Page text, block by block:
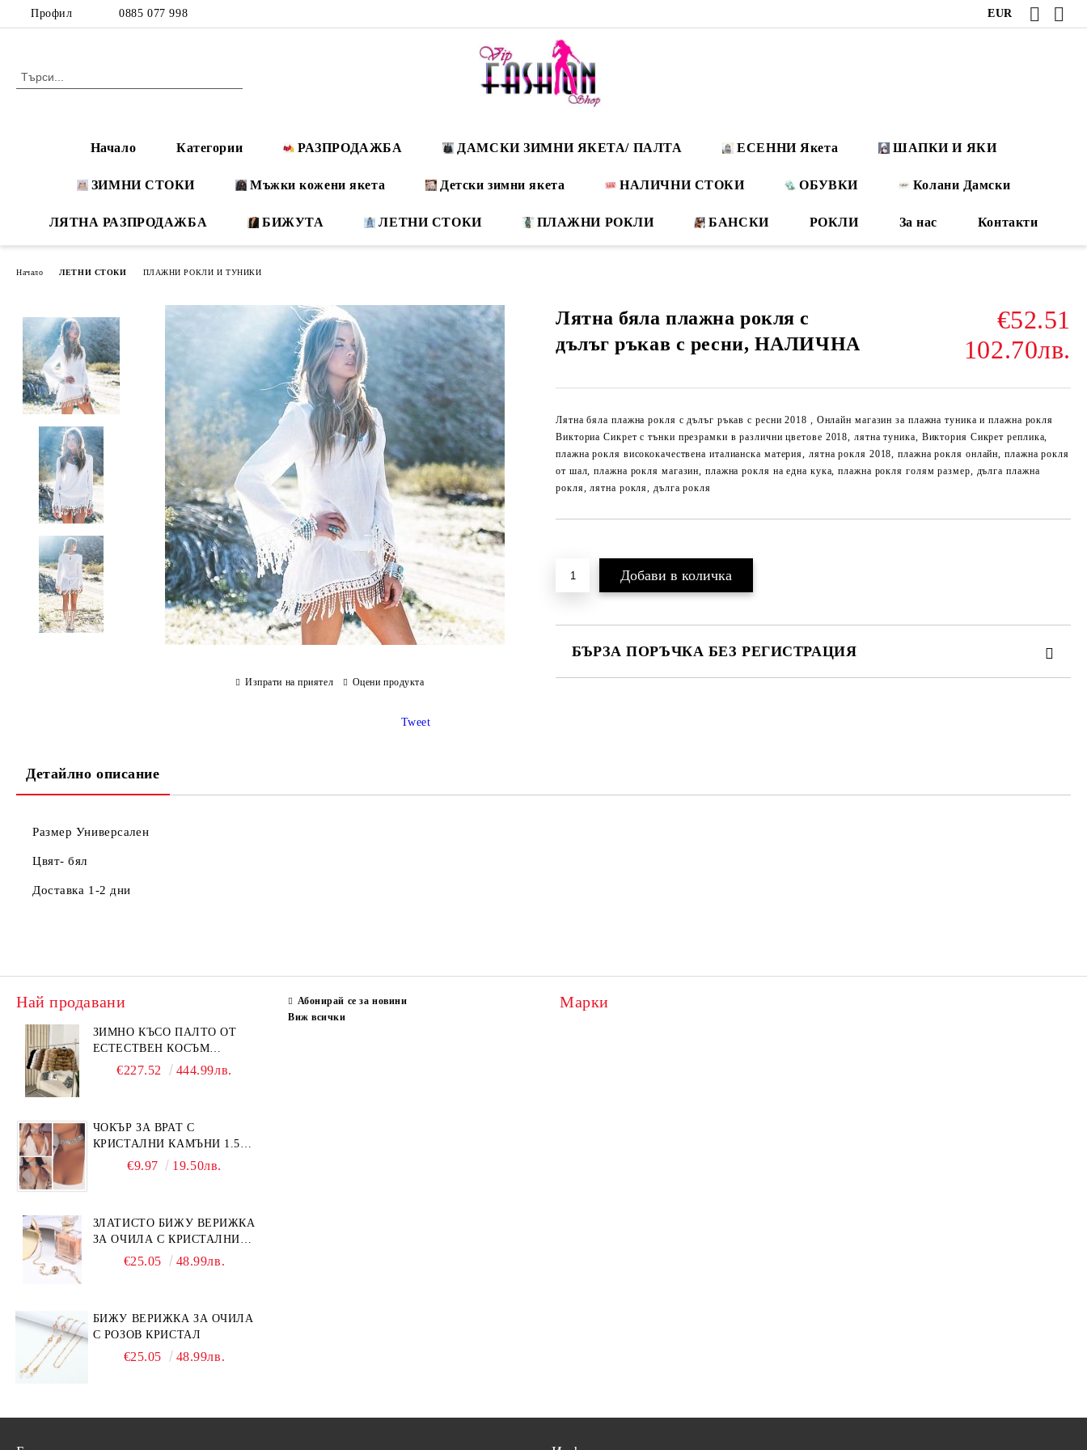
Профил 0885 077 998 EUR
Начало Категории РАЗПРОДАЖБА ДАМСКИ ЗИМНИ ЯКЕТА/ ПАЛТА ЕСЕННИ Якета ШАПКИ И ЯКИ
ЗИМНИ СТОКИ Мъжки кожени якета Детски зимни якета НАЛИЧНИ СТОКИ ОБУВКИ Колани Дамски
ЛЯТНА РАЗПРОДАЖБА БИЖУТА ЛЕТНИ СТОКИ ПЛАЖНИ РОКЛИ БАНСКИ РОКЛИ За нас Контакти
Начало ЛЕТНИ СТОКИ ПЛАЖНИ РОКЛИ И ТУНИКИ
Лятна бяла плажна рокля с
дълъг ръкав с ресни, НАЛИЧНА
€52.51
102.70лв.
Лятна бяла плажна рокля с дълъг ръкав с ресни 2018 , Онлайн магазин за плажна туника и плажна рокля
Викториа Сикрет с тънки презрамки в различни цветове 2018, лятна туника, Виктория Сикрет реплика,
плажна рокля висококачествена италианска материя, лятна рокля 2018, плажна рокля онлайн, плажна рокля
от шал, плажна рокля магазин, плажна рокля на една кука, плажна рокля голям размер, дълга плажна
рокля, лятна рокля, дълга рокля
БЪРЗА ПОРЪЧКА БЕЗ РЕГИСТРАЦИЯ
Изпрати на приятел Оцени продукта
Tweet
Детайлно описание
Размер Универсален
Цвят- бял
Доставка 1-2 дни
Най продавани
ЗИМНО КЪСО ПАЛТО ОТ
ЕСТЕСТВЕН КОСЪМ
ЛИСИЦА
€227.52 444.99лв.
ЧОКЪР ЗА ВРАТ С
КРИСТАЛНИ КАМЪНИ 1.5
€9.97 19.50лв.
ЗЛАТИСТО БИЖУ ВЕРИЖКА
ЗА ОЧИЛА С КРИСТАЛНИ
КАМЪНИ И ПЕРЛИ
€25.05 48.99лв.
БИЖУ ВЕРИЖКА ЗА ОЧИЛА
С РОЗОВ КРИСТАЛ
€25.05 48.99лв.
Абонирай се за новини
Виж всички
Марки